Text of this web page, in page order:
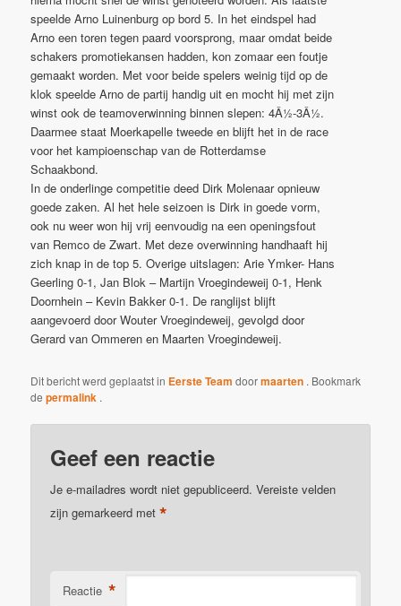
speelde Arno Luinenburg op bord 5. In het eindspel had
Arno een toren tegen paard voorsprong, maar omdat beide
schakers promotiekansen hadden, kon zomaar een foutje
gemaakt worden. Met voor beide spelers weinig tijd op de
klok speelde Arno de partij handig uit en mocht hij met zijn
winst ook de teamoverwinning binnen slepen: 4Â½-3Â½.
Daarmee staat Moerkapelle tweede en blijft het in de race
voor het kampioenschap van de Rotterdamse
Schaakbond.
In de onderlinge competitie deed Dirk Molenaar opnieuw
goede zaken. Al het hele seizoen is Dirk in goede vorm,
ook nu weer won hij vrij eenvoudig na een openingsfout
van Remco de Zwart. Met deze overwinning handhaaft hij
zich knap in de top 5. Overige uitslagen: Arie Ymker- Hans
Geerling 0-1, Jan Blok – Martijn Vroegindeweij 0-1, Henk
Doornhein – Kevin Bakker 0-1. De ranglijst blijft
aangevoerd door Wouter Vroegindeweij, gevolgd door
Gerard van Ommeren en Maarten Vroegindeweij.
Dit bericht werd geplaatst in Eerste Team doormaarten . Bookmark
depermalink .
Geef een reactie
Je e-mailadres wordt niet gepubliceerd. Vereiste velden
zijn gemarkeerd met*
Reactie *